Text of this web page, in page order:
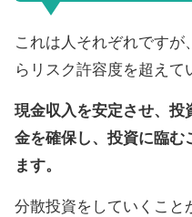
これは人それぞれです
らリスク許容度を超えて
現金収入を安定させ、投
金を確保し、投資に臨む
ます。
分散投資をしていくこと